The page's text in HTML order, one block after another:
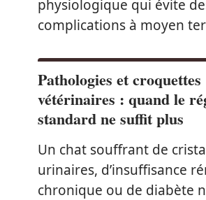
physiologique qui évite
complications à moyen
Pathologies et croquettes
vétérinaires : quand le
standard ne suffit plus
Un chat souffrant de
urinaires, d’insuffisance
chronique ou de diabète